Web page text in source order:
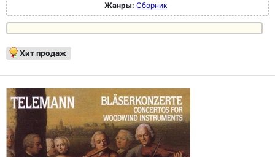
Жанры: Сборник
Хит продаж